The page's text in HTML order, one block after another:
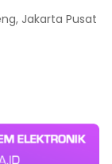
Jakarta Pusat